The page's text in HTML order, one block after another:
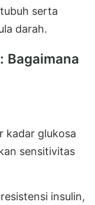
serta
darah.
Bagaimana
kadar glukosa
sensitivitas
insulin,